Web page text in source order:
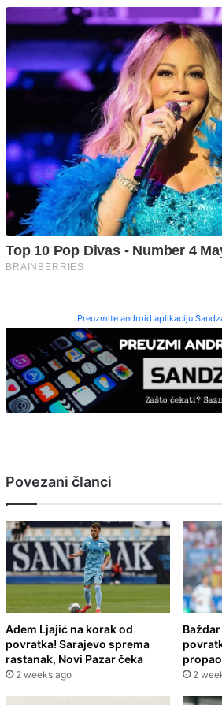
Preuzmite android aplikaciju
Povezani članci
Adem Ljajić na korak od
povratka! Sarajevo sprema
rastanak, Novi Pazar čeka
2 weeks ago 2